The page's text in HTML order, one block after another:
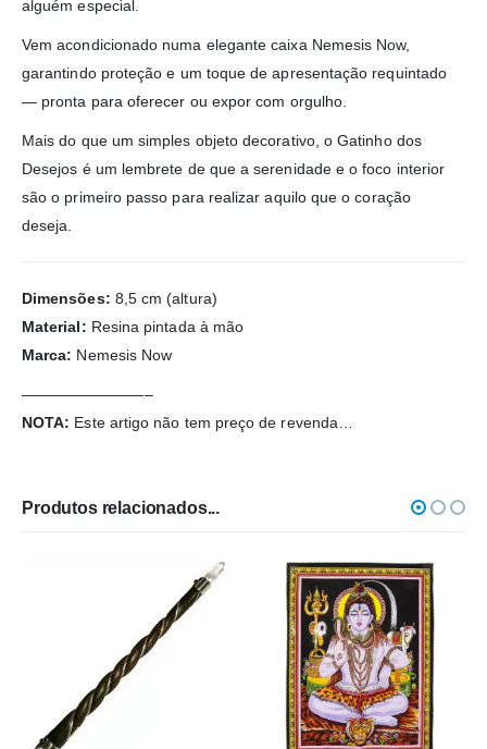
alguém especial.
Vem acondicionado numa elegante caixa Nemesis Now,
garantindo proteção e um toque de apresentação requintado
— pronta para oferecer ou expor com orgulho.
Mais do que um simples objeto decorativo, o Gatinho dos
Desejos é um lembrete de que a serenidade e o foco interior
são o primeiro passo para realizar aquilo que o coração
deseja.
Dimensões: 8,5 cm (altura)
Material: Resina pintada à mão
Marca: Nemesis Now
————————–
NOTA: Este artigo não tem preço de revenda…
Produtos relacionados...
ARTIGOS MÍSTICOS E DECORAÇÃO